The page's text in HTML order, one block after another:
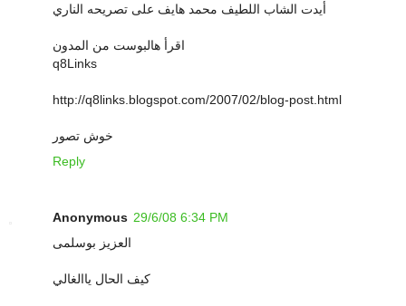
أيدت الشاب اللطيف محمد هايف على تصريحه الناري
اقرأ هالبوست من المدون
q8Links
http://q8links.blogspot.com/2007/02/blog-post.html
خوش تصور
Reply
Anonymous 29/6/08 6:34 PM
العزيز بوسلمى
كيف الحال ياالغالي